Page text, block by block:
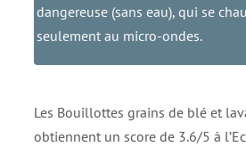
dangereuse (sans eau), qui se
seulement au micro-ondes.
Les Bouillottes grains de blé et
obtiennent un score de 3.6/5 à